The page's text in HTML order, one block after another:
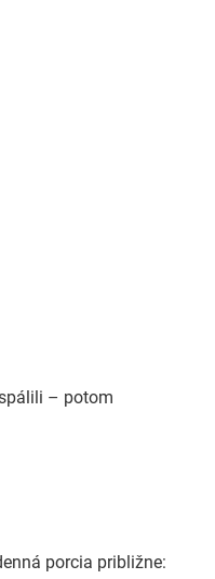
– potom
porcia približne: